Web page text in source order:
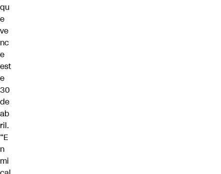
qu
e
ve
nc
e
est
e
30
de
ab
ril.
“E
n
mi